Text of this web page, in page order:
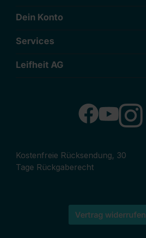
Dein Konto
Services
Leifheit AG
Kostenfreie Rücksendung, 30
Tage Rückgaberecht
Vertrag widerrufen